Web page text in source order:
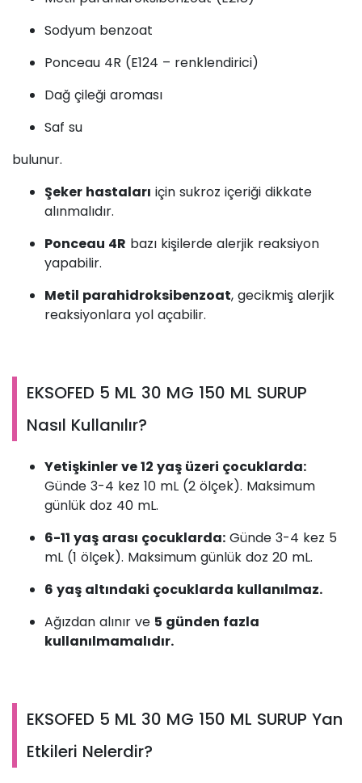
Sodyum benzoat
Ponceau 4R (E124 – renklendirici)
Dağ çileği aroması
Saf su
bulunur.
Şeker hastaları için sukroz içeriği dikkate
alınmalıdır.
Ponceau 4R bazı kişilerde alerjik reaksiyon
yapabilir.
Metil parahidroksibenzoat, gecikmiş alerjik
reaksiyonlara yol açabilir.
EKSOFED 5 ML 30 MG 150 ML SURUP
Nasıl Kullanılır?
Yetişkinler ve 12 yaş üzeri çocuklarda:
Günde 3-4 kez 10 mL (2 ölçek). Maksimum
günlük doz 40 mL.
6-11 yaş arası çocuklarda: Günde 3-4 kez 5
mL (1 ölçek). Maksimum günlük doz 20 mL.
6 yaş altındaki çocuklarda kullanılmaz.
Ağızdan alınır ve 5 günden fazla
kullanılmamalıdır.
EKSOFED 5 ML 30 MG 150 ML SURUP Yan
Etkileri Nelerdir?